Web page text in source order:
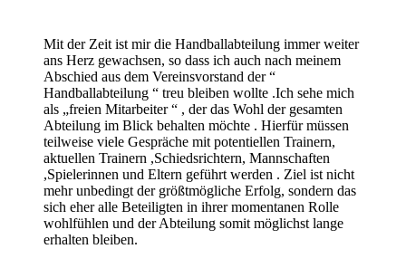
Mit der Zeit ist mir die Handballabteilung immer weiter
ans Herz gewachsen, so dass ich auch nach meinem
Abschied aus dem Vereinsvorstand der “
Handballabteilung “ treu bleiben wollte .Ich sehe mich
als „freien Mitarbeiter “ , der das Wohl der gesamten
Abteilung im Blick behalten möchte . Hierfür müssen
teilweise viele Gespräche mit potentiellen Trainern,
aktuellen Trainern ,Schiedsrichtern, Mannschaften
,Spielerinnen und Eltern geführt werden . Ziel ist nicht
mehr unbedingt der größtmögliche Erfolg, sondern das
sich eher alle Beteiligten in ihrer momentanen Rolle
wohlfühlen und der Abteilung somit möglichst lange
erhalten bleiben.